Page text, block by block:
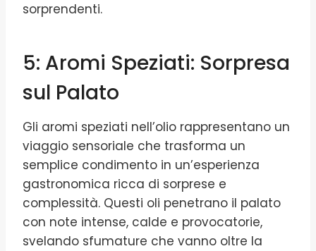
sorprendenti.
5: Aromi Speziati: Sorpresa
sul Palato
Gli aromi speziati nell’olio rappresentano un
viaggio sensoriale che trasforma un
semplice condimento in un’esperienza
gastronomica ricca di sorprese e
complessità. Questi oli penetrano il palato
con note intense, calde e provocatorie,
svelando sfumature che vanno oltre la